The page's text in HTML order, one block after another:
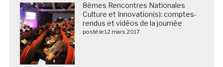
8èmes Rencontres Nationales
Culture et Innovation(s): comptes-
rendus et vidéos de la journée
posté le 12 mars 2017